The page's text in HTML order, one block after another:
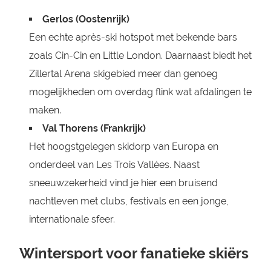
Gerlos (Oostenrijk)
Een echte après-ski hotspot met bekende bars
zoals Cin-Cin en Little London. Daarnaast biedt het
Zillertal Arena skigebied meer dan genoeg
mogelijkheden om overdag flink wat afdalingen te
maken.
Val Thorens (Frankrijk)
Het hoogstgelegen skidorp van Europa en
onderdeel van Les Trois Vallées. Naast
sneeuwzekerheid vind je hier een bruisend
nachtleven met clubs, festivals en een jonge,
internationale sfeer.
Wintersport voor fanatieke skiërs